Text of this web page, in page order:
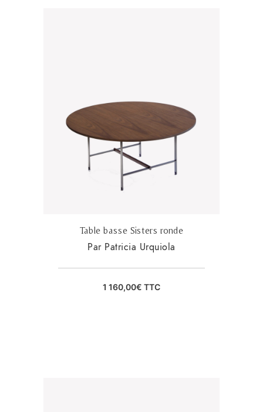
Table basse Sisters ronde
Par Patricia Urquiola
1 160,00€ TTC